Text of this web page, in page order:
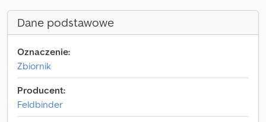
Dane podstawowe
Oznaczenie:
Zbiornik
Producent:
Feldbinder